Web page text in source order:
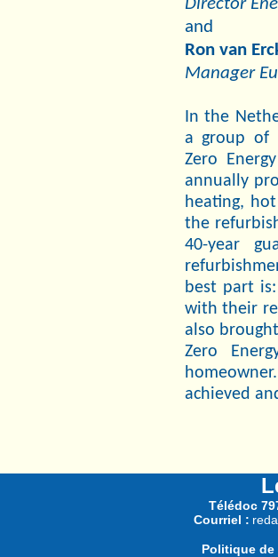
and
Ron van
Manager
In the
a group of
Zero
annually
heating,
the
40-year
best part
with their
also
Zero
achieved
Télédoc
Courriel :
Politique